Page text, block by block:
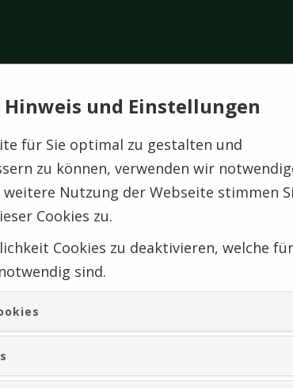
Hinweis und Einstellungen
für Sie optimal zu gestalten und
zu können, verwenden wir
weitere Nutzung der Webseite stimmen
Cookies zu.
Cookies zu deaktivieren, welche für
sind.